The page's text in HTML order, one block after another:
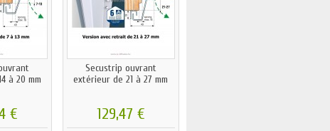
à 20 mm
€
Secustrip ouvrant
extérieur de 21 à 27 mm
129,47 €